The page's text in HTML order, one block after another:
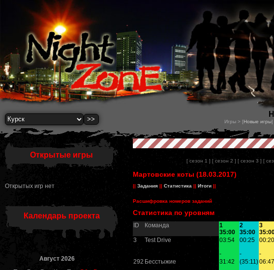
Игры > [Новые игры]
Открытые игры
Открытых игр нет
Календарь проекта
Август 2026
[ сезон 1 ] [ сезон 2 ] [ сезон 3 ] [
Мартовские коты (18.03.2017)
|| Задания || Статистика || Итоги ||
Расшифровка номеров заданий
Статистика по уровням
ID Команда
1
35:00
2
35:00
3
3
Test Drive
03:54
-
00:25
-
00:20
-
292 Бесстыжие
31:42
(35:11)06:47